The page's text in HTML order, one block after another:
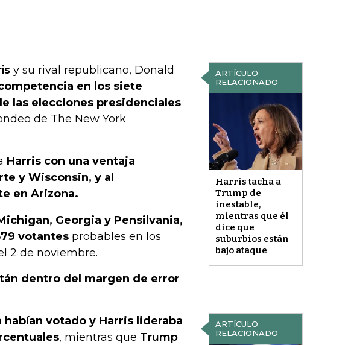
ARTÍCULO
RELACIONADO
Harris tacha a
Trump de
inestable,
mientras que él
dice que
suburbios están
bajo ataque
y su rival republicano, Donald
en los siete
las elecciones presidenciales
de The New York
Harris con una ventaja
y Wisconsin, y al
en Arizona.
Georgia y Pensilvania,
votantes probables en los
2 de noviembre.
dentro del margen de error
ARTÍCULO
RELACIONADO
votado y Harris lideraba
, mientras que Trump